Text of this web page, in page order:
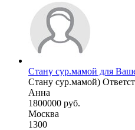
Стану сур.мамой для
Стану сур.мамой)
Анна
1800000 руб.
Москва
1300